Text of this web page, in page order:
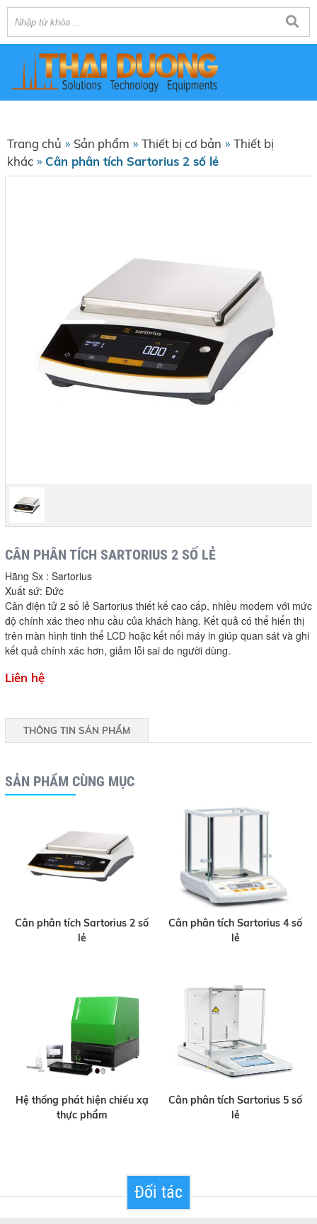
Trang chủ » Sản phẩm » Thiết bị cơ bản » Thiết bị
khác » Cân phân tích Sartorius 2 số lẻ
CÂN PHÂN TÍCH SARTORIUS 2 SỐ LẺ
Hãng Sx : Sartorius
Xuất sứ: Đức
Cân điện tử 2 số lẻ Sartorius thiết kế cao cấp, nhiều modem với mức
độ chính xác theo nhu cầu của khách hàng. Kết quả có thể hiển thị
trên màn hình tinh thể LCD hoặc kết nối máy in giúp quan sát và ghi
kết quả chính xác hơn, giảm lỗi sai do người dùng.
Liên hệ
THÔNG TIN SẢN PHẨM
SẢN PHẨM CÙNG MỤC
Cân phân tích Sartorius 2 số
lẻ
Cân phân tích Sartorius 4 số
lẻ
Hệ thống phát hiện chiếu xạ
thực phẩm
Cân phân tích Sartorius 5 số
lẻ
Đối tác